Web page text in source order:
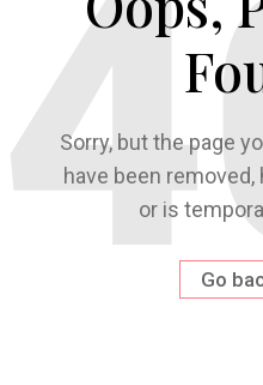
Sorry, but the page
have been
or is
Go